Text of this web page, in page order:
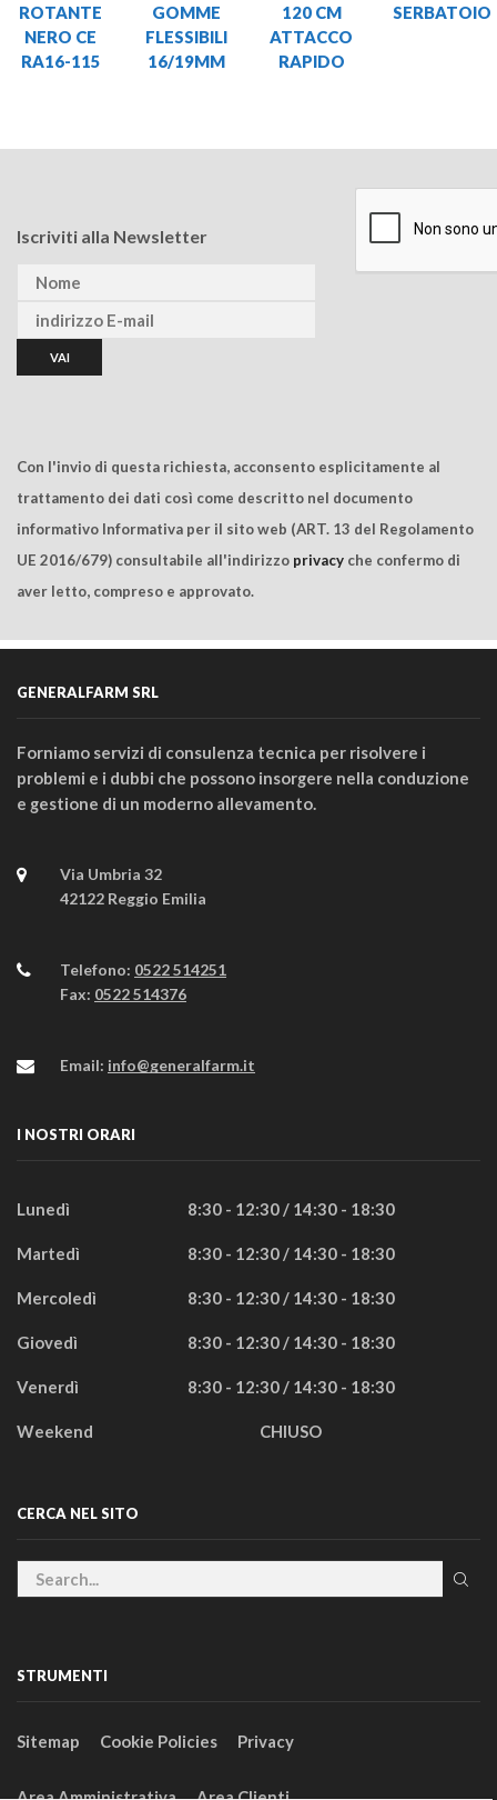
ROTANTE
NERO CE
RA16-115
GOMME
FLESSIBILI
16/19MM
120 CM
ATTACCO
RAPIDO
SERBATOIO
Iscriviti alla Newsletter
Con l'invio di questa richiesta, acconsento esplicitamente al
trattamento dei dati così come descritto nel documento
informativo Informativa per il sito web (ART. 13 del Regolamento
UE 2016/679) consultabile all'indirizzo privacy che confermo di
aver letto, compreso e approvato.
GENERALFARM SRL
Forniamo servizi di consulenza tecnica per risolvere i
problemi e i dubbi che possono insorgere nella conduzione
e gestione di un moderno allevamento.
Via Umbria 32
42122 Reggio Emilia
Telefono: 0522 514251
Fax: 0522 514376
Email: info@generalfarm.it
I NOSTRI ORARI
Lunedì 8:30 - 12:30 / 14:30 - 18:30
Martedì 8:30 - 12:30 / 14:30 - 18:30
Mercoledì 8:30 - 12:30 / 14:30 - 18:30
Giovedì 8:30 - 12:30 / 14:30 - 18:30
Venerdì 8:30 - 12:30 / 14:30 - 18:30
Weekend CHIUSO
CERCA NEL SITO
STRUMENTI
Sitemap Cookie Policies Privacy